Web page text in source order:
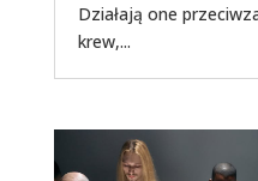
Działają one
krew,...